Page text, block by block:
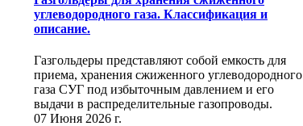
углеводородного газа. Классификация и
описание.
Газгольдеры представляют собой емкость для
приема, хранения сжиженного углеводородного
газа СУГ под избыточным давлением и его
выдачи в распределительные газопроводы.
07 Июня 2026 г.